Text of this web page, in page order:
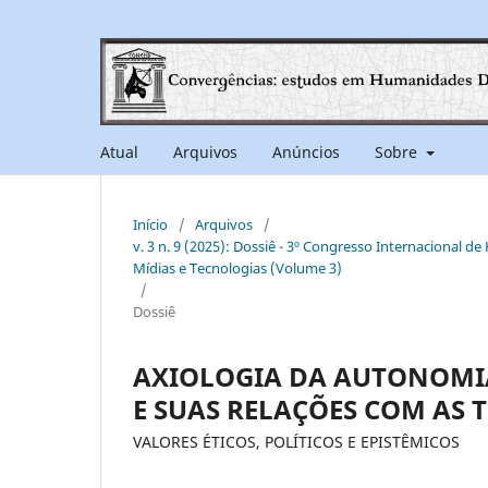
Atual Arquivos Anúncios Sobre
Início / Arquivos
/
v. 3 n. 9 (2025): Dossiê - 3º Congresso Internacional
Mídias e Tecnologias (Volume 3)
/
Dossiê
AXIOLOGIA DA
E SUAS RELAÇÕES COM
VALORES ÉTICOS, POLÍTICOS E EPISTÊMICOS